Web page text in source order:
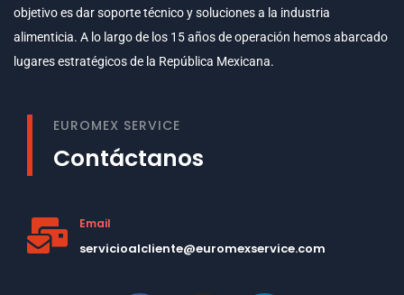
objetivo es dar soporte técnico y soluciones a la industria
alimenticia. A lo largo de los 15 años de operación hemos abarcado
lugares estratégicos de la República Mexicana.
EUROMEX SERVICE
Contáctanos
Email
servicioalcliente@euromexservice.com